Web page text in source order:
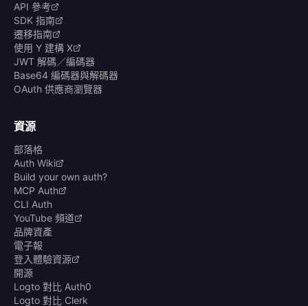
API 參考
SDK 指南
遷移指南
使用 Y 建構 X
JWT 解碼／編碼器
Base64 編碼器與解碼器
OAuth 供應商瀏覽器
資源
部落格
Auth Wiki
Build your own auth?
MCP Auth
CLI Auth
YouTube 頻道
品牌資產
電子報
登入體驗資源
開源
Logto 對比 Auth0
Logto 對比 Clerk